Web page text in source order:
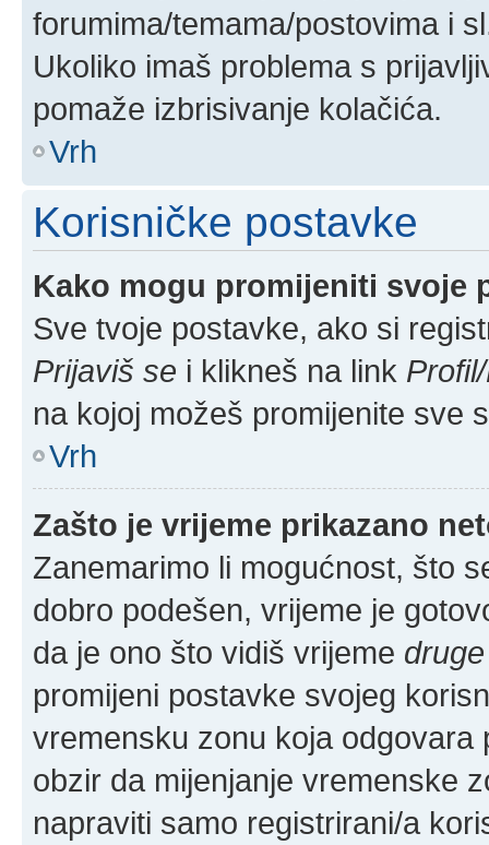
forumima/temama/postovima i
Ukoliko imaš problema s
pomaže izbrisivanje kolačića.
Vrh
Korisničke postavke
Kako mogu promijeniti svoje
Sve tvoje postavke, ako si
Prijaviš se i klikneš na link
na kojoj možeš promijenite sve
Vrh
Zašto je vrijeme prikazano
Zanemarimo li mogućnost, što
dobro podešen, vrijeme je
da je ono što vidiš vrijeme
promijeni postavke svojeg
vremensku zonu koja
obzir da mijenjanje vremenske
napraviti samo registrirani/a